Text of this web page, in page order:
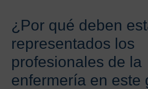
¿Por qué deben
representados los
profesionales de la
enfermería en este